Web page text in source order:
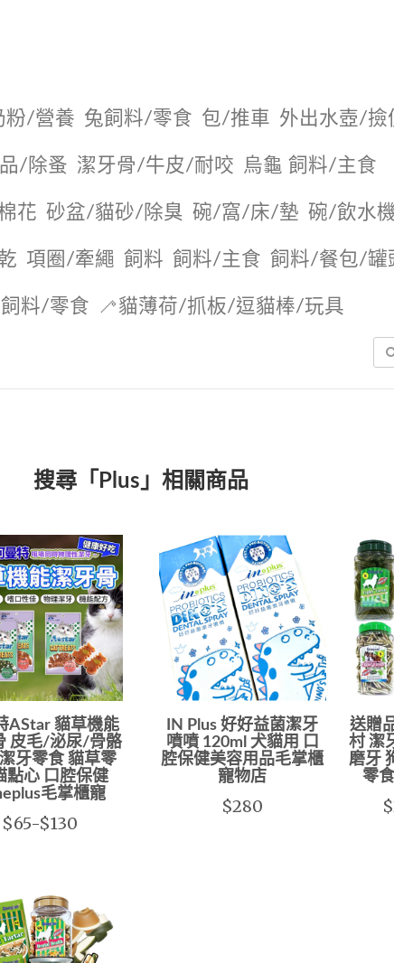
粉/營養 兔飼料/零食 包/推車 外出水壺/撿
/除蚤 潔牙骨/牛皮/耐咬 烏龜 飼料/主食
花 砂盆/貓砂/除臭 碗/窩/床/墊 碗/飲水
項圈/牽繩 飼料 飼料/主食 飼料/餐包/罐
料/零食 🦯貓薄荷/抓板/逗貓棒/玩具
搜尋「Plus」相關商品
AStar 貓草機能
皮毛/泌尿/骨骼
牙零食 貓草零
點心 口腔保健
毛掌櫃寵
$65-$130
IN Plus 好好益菌潔牙
噴噴 120ml 犬貓用 口
腔保健美容用品毛掌櫃
寵物店
$280
送贈
村 潔
磨牙
零